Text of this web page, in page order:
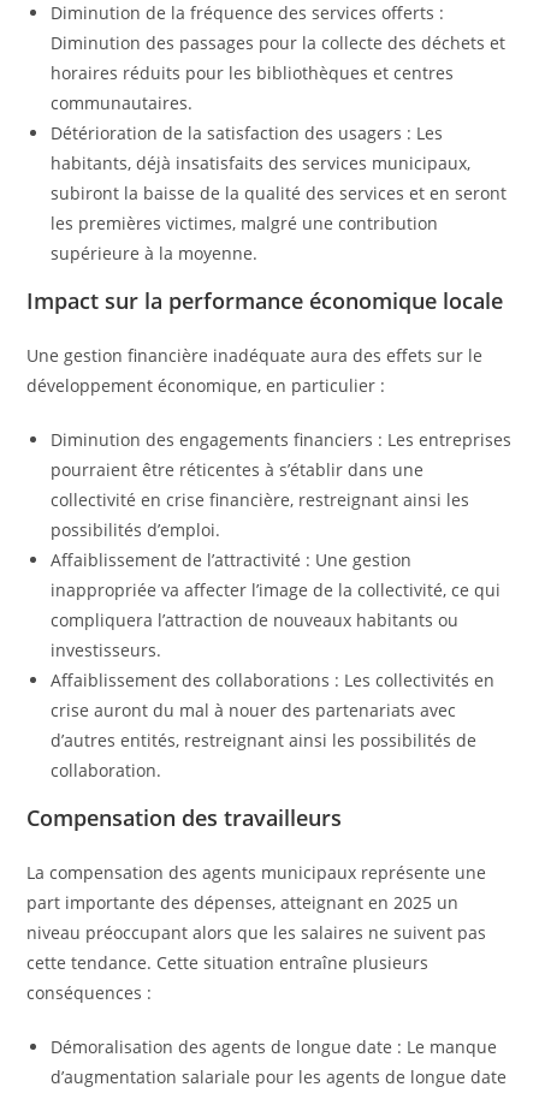
Diminution de la fréquence des services offerts :
Diminution des passages pour la collecte des déchets et
horaires réduits pour les bibliothèques et centres
communautaires.
Détérioration de la satisfaction des usagers : Les
habitants, déjà insatisfaits des services municipaux,
subiront la baisse de la qualité des services et en seront
les premières victimes, malgré une contribution
supérieure à la moyenne.
Impact sur la performance économique locale
Une gestion financière inadéquate aura des effets sur le
développement économique, en particulier :
Diminution des engagements financiers : Les entreprises
pourraient être réticentes à s’établir dans une
collectivité en crise financière, restreignant ainsi les
possibilités d’emploi.
Affaiblissement de l’attractivité : Une gestion
inappropriée va affecter l’image de la collectivité, ce qui
compliquera l’attraction de nouveaux habitants ou
investisseurs.
Affaiblissement des collaborations : Les collectivités en
crise auront du mal à nouer des partenariats avec
d’autres entités, restreignant ainsi les possibilités de
collaboration.
Compensation des travailleurs
La compensation des agents municipaux représente une
part importante des dépenses, atteignant en 2025 un
niveau préoccupant alors que les salaires ne suivent pas
cette tendance. Cette situation entraîne plusieurs
conséquences :
Démoralisation des agents de longue date : Le manque
d’augmentation salariale pour les agents de longue date